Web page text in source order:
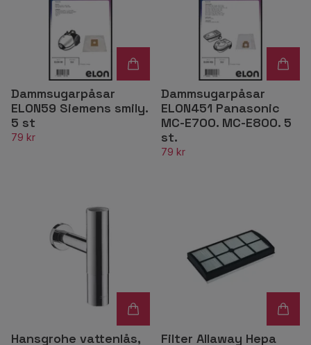
Dammsugarpåsar
ELON59 Siemens smily.
5 st
79 kr
Dammsugarpåsar
ELON451 Panasonic
MC-E700. MC-E800. 5
st.
79 kr
Hansgrohe vattenlås,
Filter Allaway Hepa